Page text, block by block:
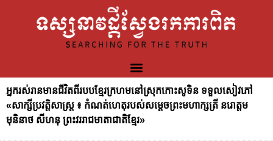
អ្នករស់រានមានជីវិតពីរបបខ្មែរក្រហមនៅស្រុកកោះសូទិន ទទួលសៀវភៅ
«សាក្សីប្រវត្តិសាស្ត្រ ៖ កំណត់ហេតុរបស់សម្តេចព្រះមហាក្សត្រី នរោត្តម
មុនិនាថ សីហនុ ព្រះវររាជមាតាជាតិខ្មែរ»